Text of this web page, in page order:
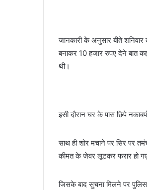
जानकारी के अनुसार बीते शनिवार
बनाकर 10 हजार रुपए देने बात
थी।
इसी दौरान घर के पास छिपे
साथ ही शोर मचाने पर सिर पर
कीमत के जेवर लूटकर फरार हो
जिसके बाद सुचना मिलने पर